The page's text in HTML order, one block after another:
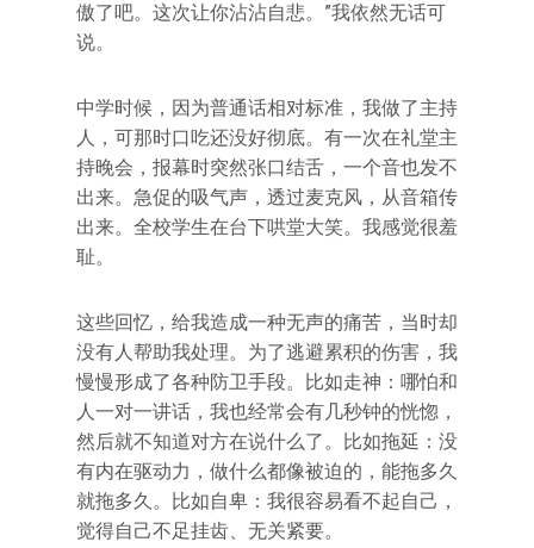
傲了吧。这次让你沾沾自悲。”我依然无话可
说。
中学时候，因为普通话相对标准，我做了主持
人，可那时口吃还没好彻底。有一次在礼堂主
持晚会，报幕时突然张口结舌，一个音也发不
出来。急促的吸气声，透过麦克风，从音箱传
出来。全校学生在台下哄堂大笑。我感觉很羞
耻。
这些回忆，给我造成一种无声的痛苦，当时却
没有人帮助我处理。为了逃避累积的伤害，我
慢慢形成了各种防卫手段。比如走神：哪怕和
人一对一讲话，我也经常会有几秒钟的恍惚，
然后就不知道对方在说什么了。比如拖延：没
有内在驱动力，做什么都像被迫的，能拖多久
就拖多久。比如自卑：我很容易看不起自己，
觉得自己不足挂齿、无关紧要。